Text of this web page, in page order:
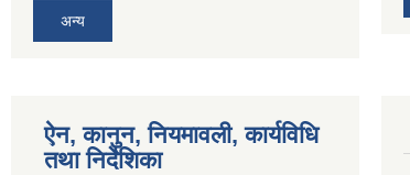
अन्य
ऐन, कानुन, नियमावली, कार्यविधि
तथा निर्देशिका